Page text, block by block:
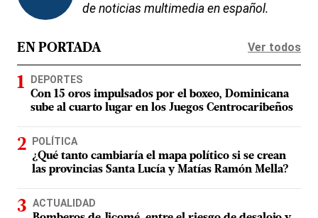
de noticias multimedia en español.
EN PORTADA Ver todos
DEPORTES
Con 15 oros impulsados por el boxeo, Dominicana
sube al cuarto lugar en los Juegos Centrocaribeños
POLÍTICA
¿Qué tanto cambiaría el mapa político si se crean
las provincias Santa Lucía y Matías Ramón Mella?
ACTUALIDAD